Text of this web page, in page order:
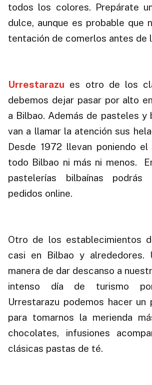
todos los colores. Prepárate
dulce, aunque es probable que
tentación de comerlos antes de
Urrestarazu es otro de los
debemos dejar pasar por alto
a Bilbao. Además de pasteles y
van a llamar la atención sus
Desde 1972 llevan poniendo
todo Bilbao ni más ni menos.
pastelerías bilbaínas podrás
pedidos online.
Otro de los establecimientos
casi en Bilbao y alrededores.
manera de dar descanso a
intenso día de turismo
Urrestarazu podemos hacer un
para tomarnos la merienda
chocolates, infusiones
clásicas pastas de té.